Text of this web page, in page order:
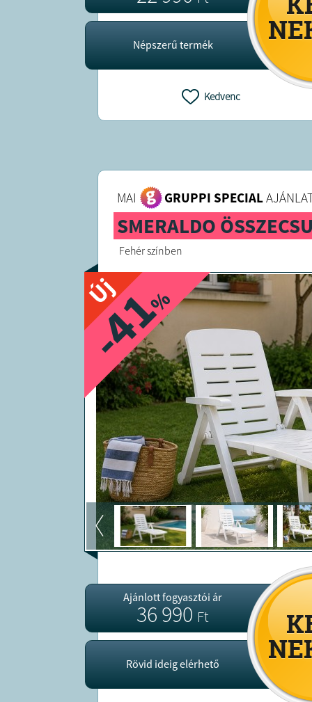
Népszerű termék
Kedvenc
MAI GRUPPI SPECIAL
SMERALDO
Fehér színben
Új
-41
%
Ajánlott fogyasztói ár
36 990Ft
Rövid ideig elérhető